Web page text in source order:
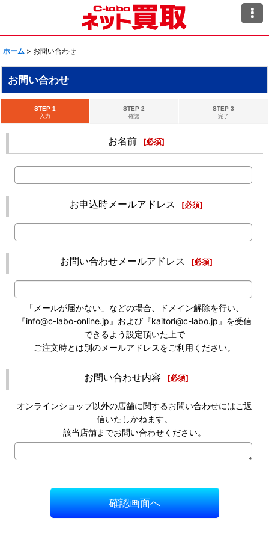
ホーム > お問い合わせ
お問い合わせ
STEP 1
入力
STEP 2
確認
STEP 3
完了
お名前 [必須]
お申込時メールアドレス [必須]
お問い合わせメールアドレス [必須]
「メールが届かない」などの場合、ドメイン解除を行い、
『info@c-labo-online.jp』および『kaitori@c-labo.jp』を受信
できるよう設定頂いた上で
ご注文時とは別のメールアドレスをご利用ください。
お問い合わせ内容 [必須]
オンラインショップ以外の店舗に関するお問い合わせにはご返
信いたしかねます。
該当店舗までお問い合わせください。
確認画面へ